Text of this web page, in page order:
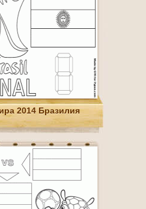
2014 Бразилия